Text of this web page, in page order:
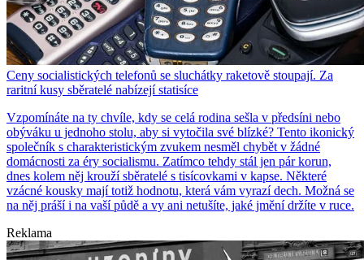
Ceny socialistických telefonů se sluchátky raketově stoupají. Za
raritní kusy sběratelé nabízejí statisíce
Vzpomínáte na ty chvíle, kdy se celá rodina sešla v předsíni nebo
obýváku u jednoho stolu, aby si vytočila své blízké? Tento ikonický
společník s charakteristickým zvukem nesměl chybět v žádné
domácnosti za éry socialismu. Zatímco tehdy stál jen pár korun,
dnes kolem něj krouží sběratelé s tisícovkami v kapse. Některé
vzácné kousky mají totiž hodnotu, která vám vyrazí dech. Možná se
na něj práší i na vaší půdě a vy ani netušíte, jaké jmění držíte v ruce.
Reklama